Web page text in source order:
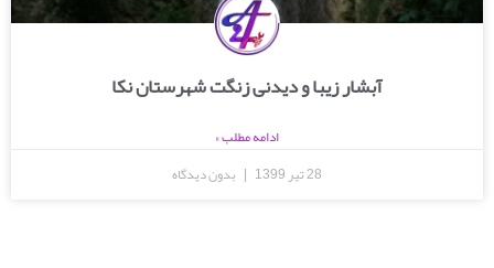
آبشار زیبا و دیدنی زنگت شهرستان نکا
ادامه مطلب »
28 تیر 1399
بدون دیدگاه